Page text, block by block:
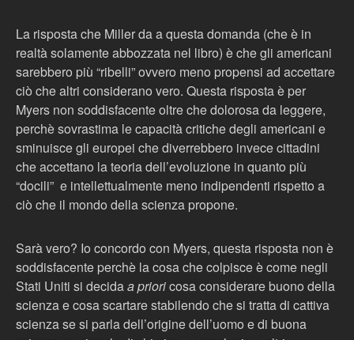
La risposta che Miller da a questa domanda (che è in
realtà solamente abbozzata nel libro) è che gli americani
sarebbero più “ribelli” ovvero meno propensi ad accettare
ciò che altri considerano vero. Questa risposta è per
Myers non soddisfacente oltre che dolorosa da leggere,
perchè sovrastima le capacità critiche degli americani e
sminuisce gli europei che diverrebbero invece cittadini
che accettano la teoria dell’evoluzione in quanto più
“docili” e intellettualmente meno indipendenti rispetto a
ciò che il mondo della scienza propone.
Sarà vero? Io concordo con Myers, questa risposta non è
soddisfacente perchè la cosa che colpisce è come negli
Stati Uniti si decidaa prioricosa considerare buono della
scienza e cosa scartare stabilendo che si tratta di cattiva
scienza se si parla dell’origine dell’uomo e di buona